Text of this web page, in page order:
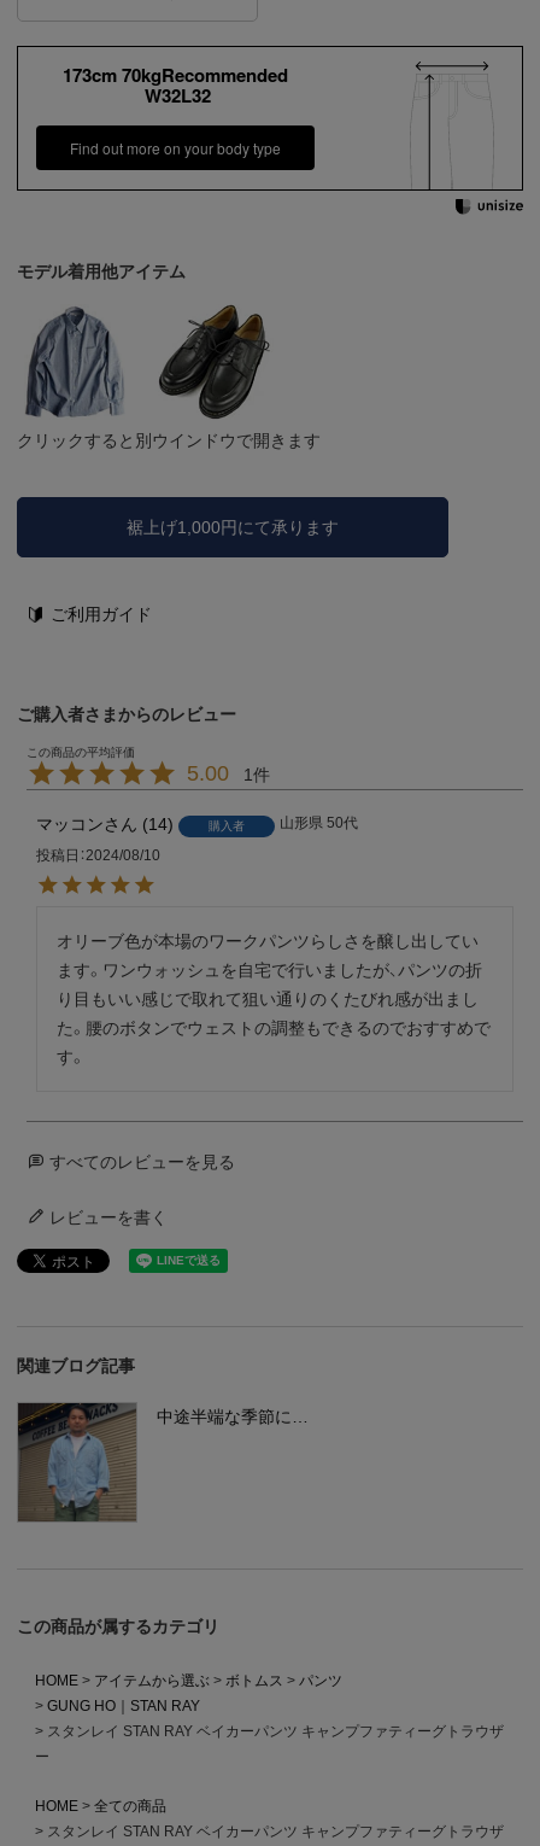
173cm 70kgRecommended
W32L32
Find out more on your body type
モデル着用他アイテム
クリックすると別ウインドウで開きます
裾上げ1,000円にて承ります
ご利用ガイド
ご購入者さまからのレビュー
5.00 1
マッコン 14 購入者 山形県 50代
投稿日 2024/08/10
オリーブ色が本場のワークパンツらしさを醸し出してい
ます。ワンウォッシュを自宅で行いましたが、パンツの折
り目もいい感じで取れて狙い通りのくたびれ感が出まし
た。腰のボタンでウェストの調整もできるのでおすすめで
す。
すべてのレビューを見る
レビューを書く
関連ブログ記事
中途半端な季節に…
この商品が属するカテゴリ
HOME アイテムから選ぶ ボトムス
パンツ
GUNG HO｜STAN RAY
スタンレイ STAN RAY ベイカーパンツ キャンプファティーグトラウザ
ー
HOME
全ての商品
スタンレイ STAN RAY ベイカーパンツ キャンプファティーグトラウザ